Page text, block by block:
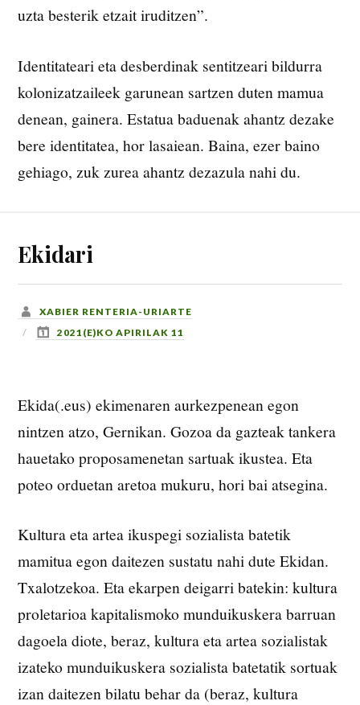
uzta besterik etzait iruditzen”.
Identitateari eta desberdinak sentitzeari bildurra
kolonizatzaileek garunean sartzen duten mamua
denean, gainera. Estatua baduenak ahantz dezake
bere identitatea, hor lasaiean. Baina, ezer baino
gehiago, zuk zurea ahantz dezazula nahi du.
Ekidari
XABIER RENTERIA-URIARTE
2021(E)KO APIRILAK 11
Ekida(.eus) ekimenaren aurkezpenean egon
nintzen atzo, Gernikan. Gozoa da gazteak tankera
hauetako proposamenetan sartuak ikustea. Eta
poteo orduetan aretoa mukuru, hori bai atsegina.
Kultura eta artea ikuspegi sozialista batetik
mamitua egon daitezen sustatu nahi dute Ekidan.
Txalotzekoa. Eta ekarpen deigarri batekin: kultura
proletarioa kapitalismoko munduikuskera barruan
dagoela diote, beraz, kultura eta artea sozialistak
izateko munduikuskera sozialista batetatik sortuak
izan daitezen bilatu behar da (beraz, kultura